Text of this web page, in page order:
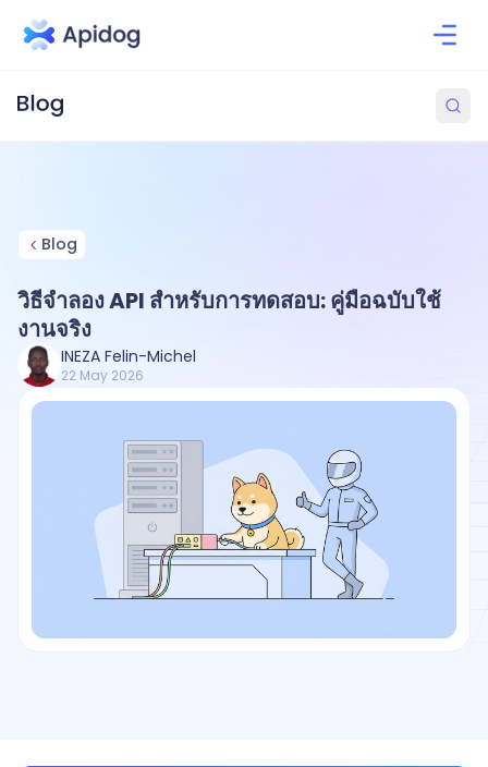
Blog
วิธีจำลอง API สำหรับการทดสอบ: คู่มือฉบับใช้
งานจริง
INEZA Felin-Michel
22 May 2026